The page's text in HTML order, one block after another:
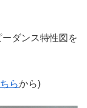
ダンス特性図を
らから)